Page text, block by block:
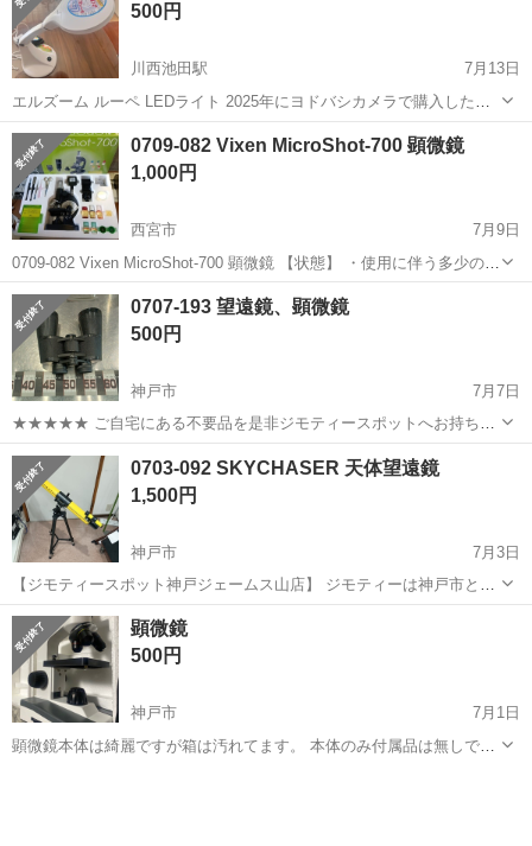
南あわじ市》 人気の工場の...
500円
川西池田駅
7月13日
エルズーム ルーペ LEDライト 2025年にヨドバシカメラで購入したも
のです。 使っていただける方よろしくお願いします。
兵庫 川西市
0709-082 Vixen MicroShot-700 顕微鏡
1,000円
西宮市
7月9日
0709-082 Vixen MicroShot-700 顕微鏡 【状態】 ・使用に伴う多少のス
レ、キズ、落としきれない汚れなどございます ・詳細は現地でご確認
ください ・お値引きは出来かねますのでご了承願い...
兵庫 西宮市 望遠鏡、顕微鏡 Vixen
0707-193 望遠鏡、顕微鏡
500円
神戸市
7月7日
★★★★★ ご自宅にある不要品を是非ジモティースポットへお持ち込
みしませんか？ 家電、趣味・スポーツ・レジャー用品、こども用品、
衣料服飾品、生活雑貨、家具、本、CD・DVDなどが無料でまとめて持
ち込めます！ ※詳細はこ...
兵庫 神戸市
0703-092 SKYCHASER 天体望遠鏡
1,500円
神戸市
7月3日
【ジモティースポット神戸ジェームス山店】 ジモティーは神戸市と連
携して、まだ使えるもののリユースに取り組んでいます。 【サイズ】
兵庫 神戸市 望遠鏡、顕微鏡
顕微鏡
500円
神戸市
7月1日
顕微鏡本体は綺麗ですが箱は汚れてます。 本体のみ付属品は無しで